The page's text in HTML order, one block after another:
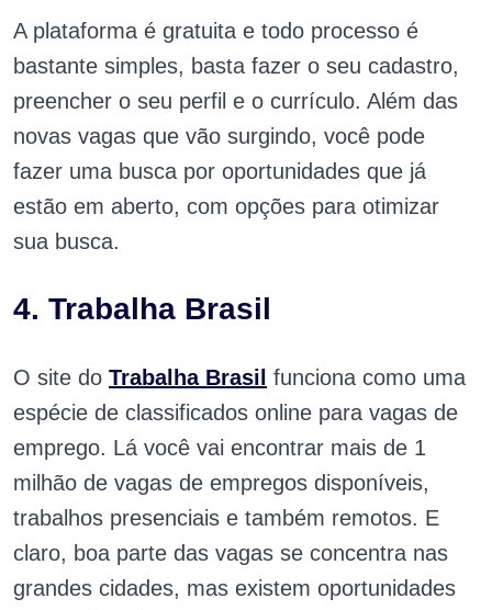
A plataforma é gratuita e todo processo é
bastante simples, basta fazer o seu cadastro,
preencher o seu perfil e o currículo. Além das
novas vagas que vão surgindo, você pode
fazer uma busca por oportunidades que já
estão em aberto, com opções para otimizar
sua busca.
4. Trabalha Brasil
O site do Trabalha Brasil funciona como uma
espécie de classificados online para vagas de
emprego. Lá você vai encontrar mais de 1
milhão de vagas de empregos disponíveis,
trabalhos presenciais e também remotos. E
claro, boa parte das vagas se concentra nas
grandes cidades, mas existem oportunidades